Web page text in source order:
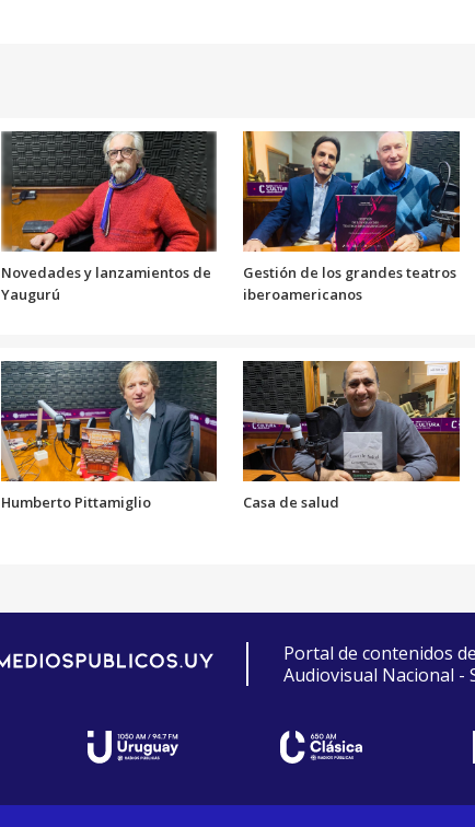
Novedades y lanzamientos de
Yaugurú
Gestión de los grandes teatros
iberoamericanos
Humberto Pittamiglio Casa de salud
Portal de contenidos
Audiovisual Nacional -